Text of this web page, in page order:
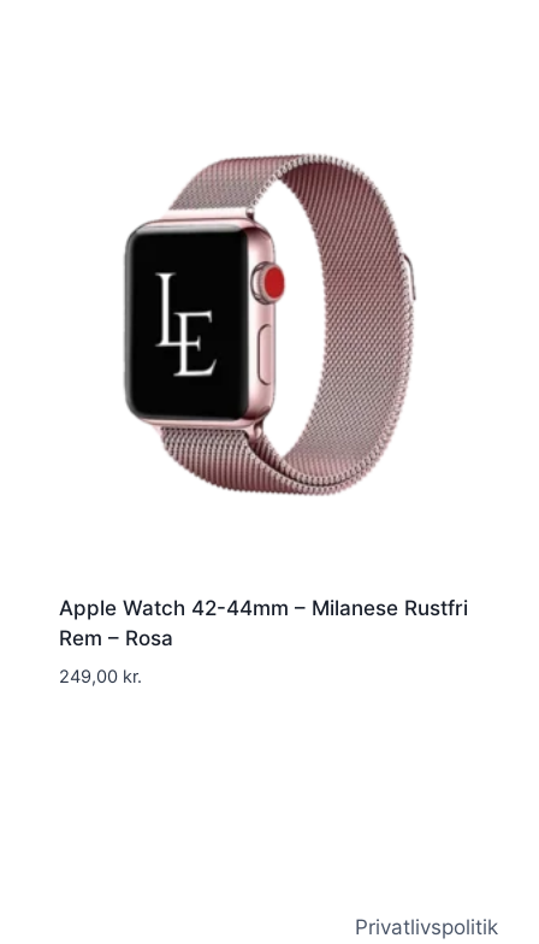
Apple Watch 42-44mm – Milanese Rustfri
Rem – Rosa
249,00 kr.
Privatlivspolitik